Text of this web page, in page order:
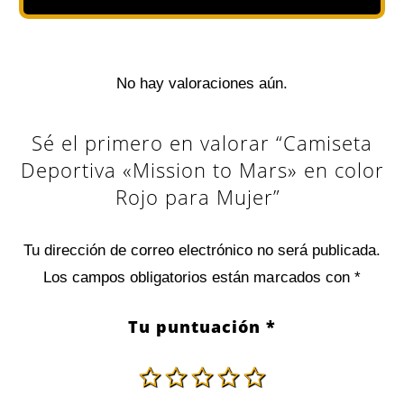
No hay valoraciones aún.
Sé el primero en valorar “Camiseta
Deportiva «Mission to Mars» en color
Rojo para Mujer”
Tu dirección de correo electrónico no será publicada.
Los campos obligatorios están marcados con *
Tu puntuación *